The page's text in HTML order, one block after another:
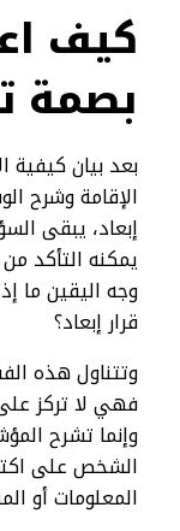
كيف
بصمة
بعد بيان كيفية
الإقامة وشرح
إبعاد، يبقى
يمكنه التأكد
وجه اليقين ما
قرار إبعاد؟
وتتناول هذه
فهي لا تركز
وإنما تشرح
الشخص على
المعلومات أو